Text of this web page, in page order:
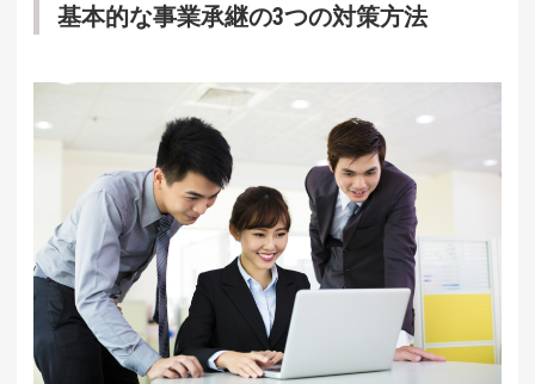
基本的な事業承継の3つの対策方法